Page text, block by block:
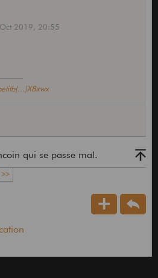
2019, 20:55
qui se passe mal.
>>